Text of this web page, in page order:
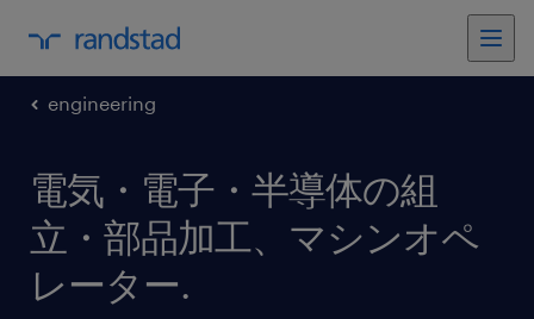
engineering
電気・電子・半導体の組
立・部品加工、マシンオペ
レーター.